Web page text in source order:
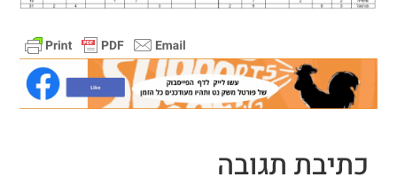
כתיבת תגובה